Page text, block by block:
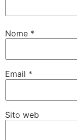
Nome *
Email *
Sito web